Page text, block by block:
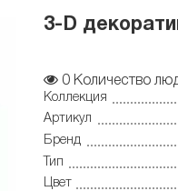
3-D
0 Количество
Коллекция
Артикул
Бренд
Тип
Цвет